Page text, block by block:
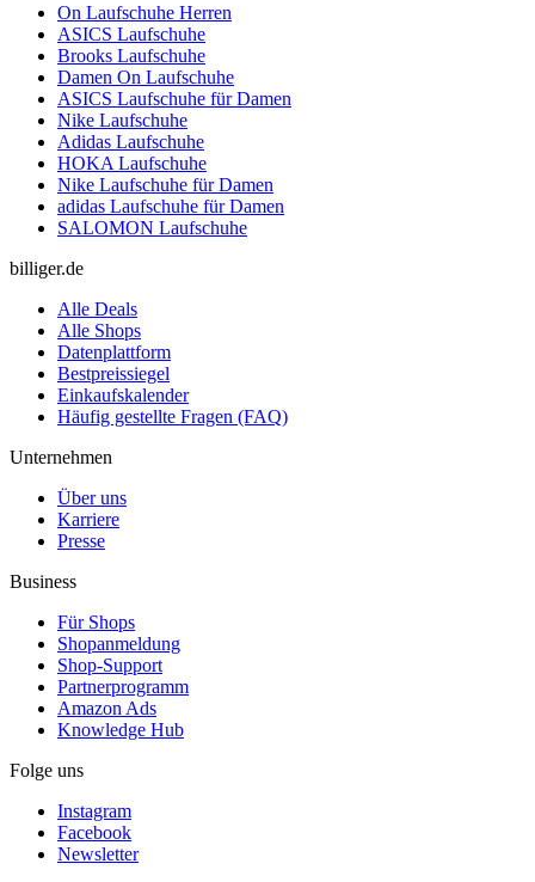
On Laufschuhe Herren
ASICS Laufschuhe
Brooks Laufschuhe
Damen On Laufschuhe
ASICS Laufschuhe für Damen
Nike Laufschuhe
Adidas Laufschuhe
HOKA Laufschuhe
Nike Laufschuhe für Damen
adidas Laufschuhe für Damen
SALOMON Laufschuhe
billiger.de
Alle Deals
Alle Shops
Datenplattform
Bestpreissiegel
Einkaufskalender
Häufig gestellte Fragen (FAQ)
Unternehmen
Über uns
Karriere
Presse
Business
Für Shops
Shopanmeldung
Shop-Support
Partnerprogramm
Amazon Ads
Knowledge Hub
Folge uns
Instagram
Facebook
Newsletter